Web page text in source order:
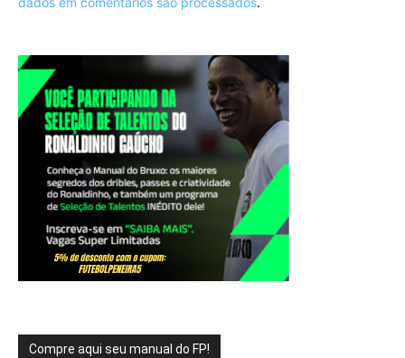
Compre aqui seu manual do FP!